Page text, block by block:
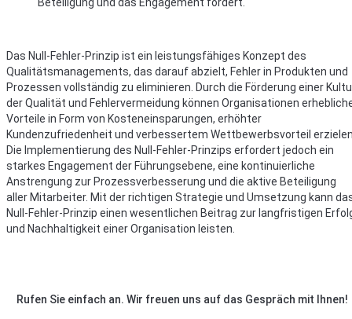
Das Null-Fehler-Prinzip ist ein leistungsfähiges Konzept des
Qualitätsmanagements, das darauf abzielt, Fehler in Produkten und
Prozessen vollständig zu eliminieren. Durch die Förderung einer
der Qualität und Fehlervermeidung können Organisationen
Vorteile in Form von Kosteneinsparungen, erhöhter
Kundenzufriedenheit und verbessertem Wettbewerbsvorteil
Die Implementierung des Null-Fehler-Prinzips erfordert jedoch ein
starkes Engagement der Führungsebene, eine kontinuierliche
Anstrengung zur Prozessverbesserung und die aktive Beteiligung
aller Mitarbeiter. Mit der richtigen Strategie und Umsetzung kann
Null-Fehler-Prinzip einen wesentlichen Beitrag zur langfristigen
und Nachhaltigkeit einer Organisation leisten.
Rufen Sie einfach an. Wir freuen uns auf das Gespräch mit Ihnen!